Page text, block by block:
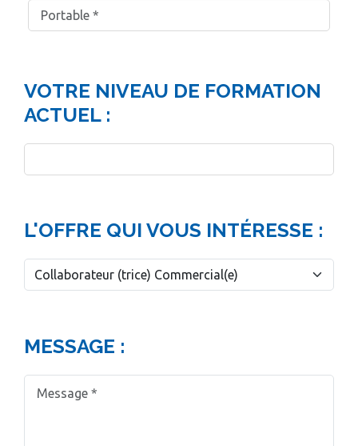
VOTRE NIVEAU DE FORMATION
ACTUEL :
L'OFFRE QUI VOUS INTÉRESSE :
MESSAGE :